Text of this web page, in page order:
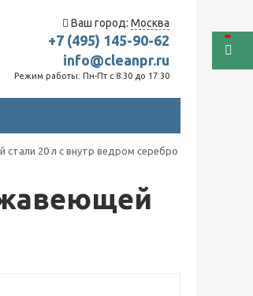
Ваш город: Москва
+7 (495) 145-90-62
info@cleanpr.ru
Режим работы: Пн-Пт с 8:30 до 17:30
20 л с внутр ведром серебро